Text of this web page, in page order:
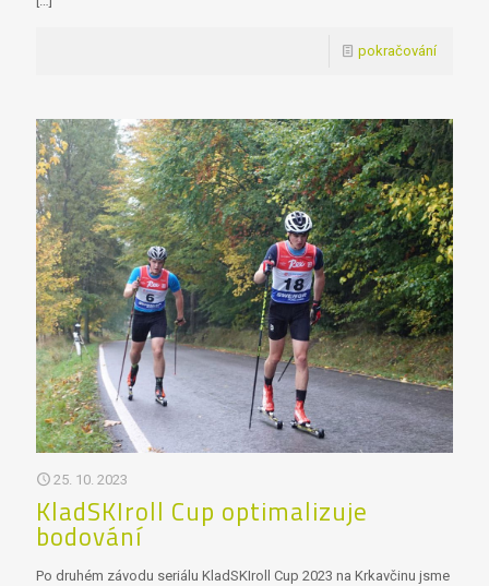
pokračování
25. 10. 2023
KladSKIroll Cup optimalizuje
bodování
Po druhém závodu seriálu KladSKIroll Cup 2023 na Krkavčinu jsme